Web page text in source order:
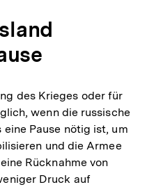
des Krieges oder für
wenn die russische
Pause nötig ist, um
und die Armee
Rücknahme von
Druck auf